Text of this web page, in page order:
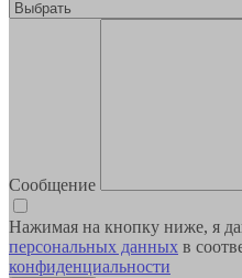
Сообщение
Нажимая на кнопку ниже, я
персональных данных в
конфиденциальности